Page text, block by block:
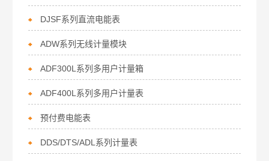
DJSF系列直流电能表
ADW系列无线计量模块
ADF300L系列多用户计量箱
ADF400L系列多用户计量表
预付费电能表
DDS/DTS/ADL系列计量表